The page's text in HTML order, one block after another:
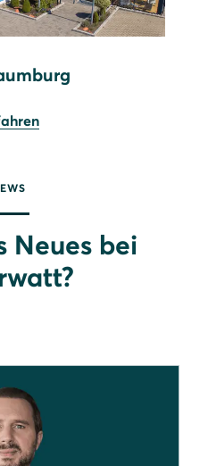
Neues bei